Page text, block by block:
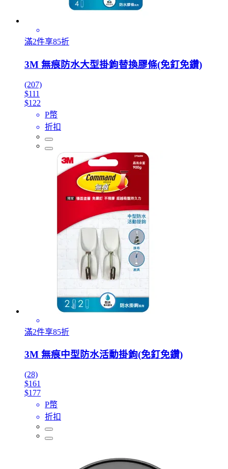
滿2件享85折
3M 無痕防水大型掛鉤替換膠條(免釘免鑽)
(207)
$111
$122
P幣
折扣
滿2件享85折
3M 無痕中型防水活動掛鉤(免釘免鑽)
(28)
$161
$177
P幣
折扣